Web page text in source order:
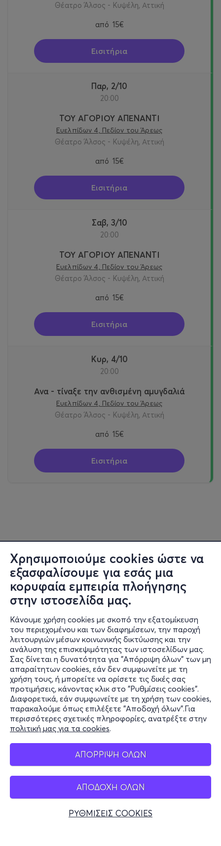
Χρησιμοποιούμε cookies ώστε να
εξασφαλίσουμε για εσάς μια
κορυφαία εμπειρία πλοήγησης
στην ιστοσελίδα μας.
Κάνουμε χρήση cookies με σκοπό την εξατομίκευση
του περιεχομένου και των διαφημίσεων, την παροχή
λειτουργιών μέσων κοινωνικής δικτύωσης και την
ανάλυση της επισκεψιμότητας των ιστοσελίδων μας.
Σας δίνεται η δυνατότητα για "Απόρριψη όλων" των μη
απαραίτητων cookies, εάν δεν συμφωνείτε με τη
χρήση τους, ή μπορείτε να ορίσετε τις δικές σας
προτιμήσεις, κάνοντας κλικ στο "Ρυθμίσεις cookies".
Διαφορετικά, εάν συμφωνείτε με τη χρήση των cookies,
παρακαλούμε όπως επιλέξετε "Αποδοχή όλων".Για
περισσότερες σχετικές πληροφορίες, ανατρέξτε στην
πολιτική μας για τα cookies.
ΑΠΟΡΡΙΨΗ ΟΛΩΝ
ΑΠΟΔΟΧΗ ΟΛΩΝ
ΡΥΘΜΙΣΕΙΣ COOKIES
Θέατρο Άλσος - Κυψέλη, Αττική
από 15€
Εισιτήρια
Παρ, 2/10
20:00
ΤΟΥ ΑΓΟΡΙΟΥ ΑΠΕΝΑΝΤΙ
Ευελπίδων 4, Πεδίον του Άρεως
Θέατρο Άλσος - Κυψέλη, Αττική
από 15€
Εισιτήρια
Σαβ, 3/10
20:00
ΤΟΥ ΑΓΟΡΙΟΥ ΑΠΕΝΑΝΤΙ
Ευελπίδων 4, Πεδίον του Άρεως
Θέατρο Άλσος - Κυψέλη, Αττική
από 15€
Εισιτήρια
Κυρ, 4/10
20:00
Ανα - τίναξε την ανθισμένη αμυγδαλιά
Ευελπίδων 4, Πεδίον του Άρεως
Θέατρο Άλσος - Κυψέλη, Αττική
από 15€
Εισιτήρια
Πληροφορίες
Υποστήριξη
Stay Connected
Mobile app